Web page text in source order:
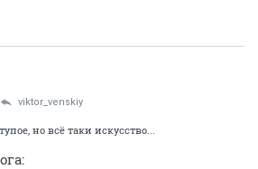
viktor_venskiy
но всё таки искусство...